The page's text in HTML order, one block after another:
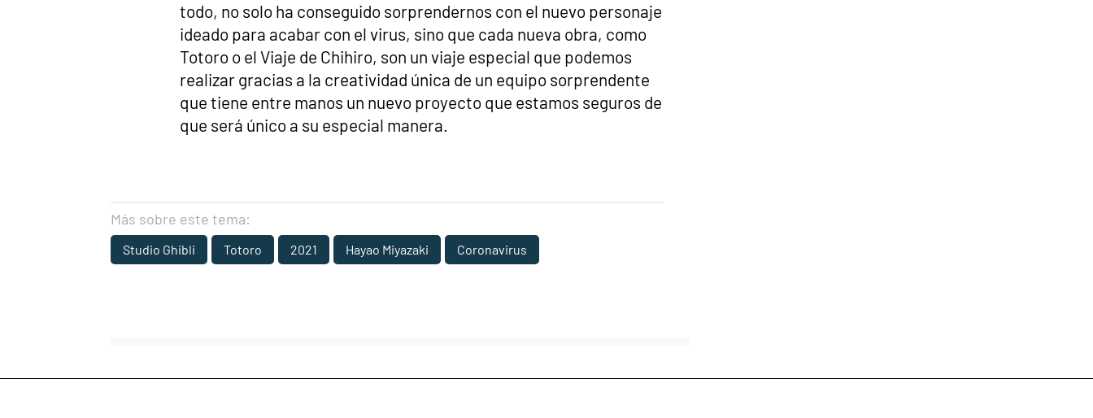
todo, no solo ha conseguido sorprendernos con el nuevo personaje
ideado para acabar con el virus, sino que cada nueva obra, como
Totoro o el Viaje de Chihiro, son un viaje especial que podemos
realizar gracias a la creatividad única de un equipo sorprendente
que tiene entre manos un nuevo proyecto que estamos seguros de
que será único a su especial manera.
Más sobre este tema:
Studio Ghibli Totoro 2021 Hayao Miyazaki Coronavirus